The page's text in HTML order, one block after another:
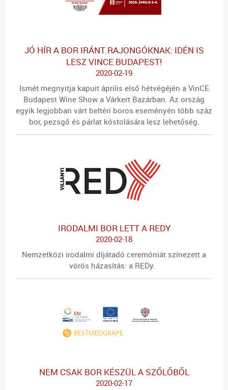
JÓ HÍR A BOR IRÁNT RAJONGÓKNAK: IDÉN IS
LESZ VINCE BUDAPEST!
2020-02-19
Ismét megnyitja kapuit április első hétvégéjén a VinCE
Budapest Wine Show a Várkert Bazárban. Az ország
egyik legjobban várt beltéri boros eseményén több száz
bor, pezsgő és párlat kóstolására lesz lehetőség.
IRODALMI BOR LETT A REDY
2020-02-18
Nemzetközi irodalmi díjátadó ceremóniát színezett a
vörös házasítás: a REDy.
NEM CSAK BOR KÉSZÜL A SZŐLŐBŐL
2020-02-17